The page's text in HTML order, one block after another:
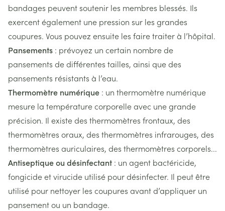
bandages peuvent soutenir les membres blessés. Ils
exercent également une pression sur les grandes
coupures. Vous pouvez ensuite les faire traiter à l’hôpital.
Pansements : prévoyez un certain nombre de
pansements de différentes tailles, ainsi que des
pansements résistants à l’eau.
Thermomètre numérique : un thermomètre numérique
mesure la température corporelle avec une grande
précision. Il existe des thermomètres frontaux, des
thermomètres oraux, des thermomètres infrarouges, des
thermomètres auriculaires, des thermomètres corporels...
Antiseptique ou désinfectant : un agent bactéricide,
fongicide et virucide utilisé pour désinfecter. Il peut être
utilisé pour nettoyer les coupures avant d’appliquer un
pansement ou un bandage.